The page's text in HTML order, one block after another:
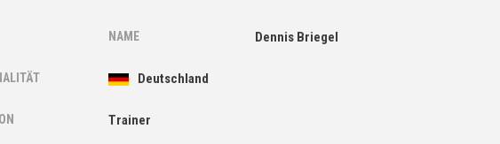
NAME Dennis Briegel
Deutschland
Trainer